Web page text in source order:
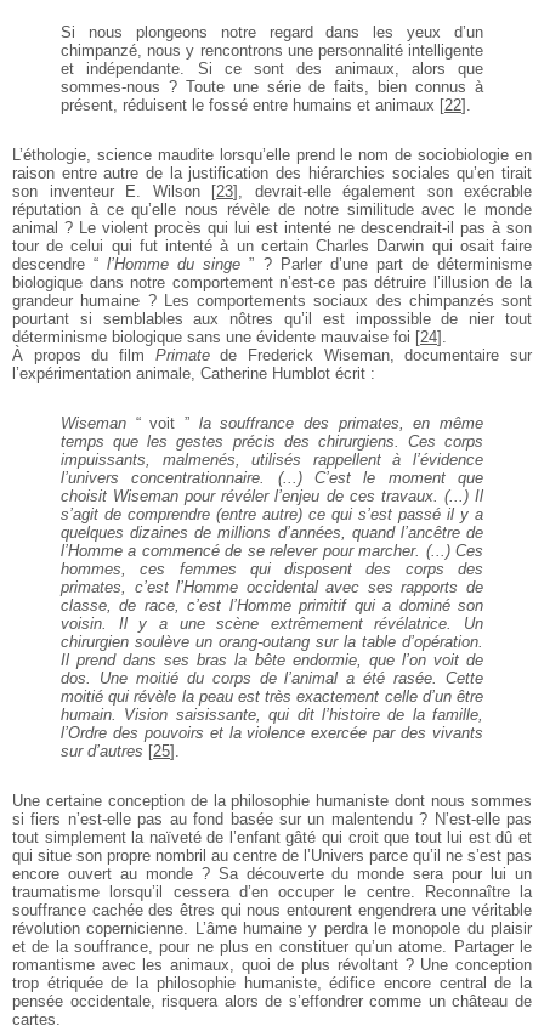
Si nous plongeons notre regard dans les yeux d’un
chimpanzé, nous y rencontrons unepersonnalité intelligente
et indépendante. Si ce sont des animaux, alors que
sommes-nous ? Toute une série de faits, bien connus à
présent, réduisent le fossé entre humains et animaux [22] .
L’éthologie, science maudite lorsqu’elle prend le nom de sociobiologie en
raison entre autre de la justification des hiérarchies sociales qu’en tirait
son inventeur E. Wilson[23] , devrait-elle également son exécrable
réputation à ce qu’elle nous révèle de notre similitudeavec le monde
animal ? Le violent procès qui lui est intenté ne descendrait-il pas à son
tour de celui qui futintenté à un certain Charles Darwin qui osait faire
descendre “l’Homme du singe ” ? Parler d’une part dedéterminisme
biologique dans notre comportementn’est-ce pas détruire l’illusion de la
grandeur humaine ?Les comportements sociaux des chimpanzés sont
pourtant si semblables aux nôtres qu’il est impossiblede nier tout
déterminisme biologique sans une évidente mauvaise foi [24] .
À propos du film Primatede Frederick Wiseman, documentaire sur
l’expérimentation animale, Catherine Humblot écrit :
Wiseman “ voit ” la souffrance des primates, en même
temps que les gestes précis des chirurgiens. Ces corps
impuissants,
malmenés, utilisés rappellent à l’évidence
l’univers concentrationnaire. (...) C’est le moment que
choisit Wiseman pour révélerl’enjeu de ces travaux. (...) Il
s’agit de comprendre (entre autre) ce qui s’est passé il y a
quelques dizaines de millions d’années, quand l’ancêtre de
l’Homme a commencé de se relever pour marcher. (...) Ces
hommes,
ces femmes qui disposent des corps des
primates, c’est l’Homme occidental avec ses rapports de
classe, de race, c’est l’Hommeprimitif qui a dominé son
voisin. Il y a unescène extrêmement révélatrice. Un
chirurgien soulève un orang-outang sur la table d’opération.
Il prend dans ses bras la bête endormie, que l’on voit de
dos. Unemoitié du corps de l’animal a été rasée. Cette
moitié qui révèle la peau est très exactement celle d’un être
humain. Vision saisissante, qui dit l’histoire de la famille,
l’Ordre des pouvoirs et la violence exercée par des vivants
sur d’autres [25] .
Une certaine conception de la philosophie humaniste dont nous sommes
si fiers n’est-elle pas au fond baséesur un malentendu ? N’est-elle pas
tout simplement lanaïveté de l’enfant gâté qui croit que tout lui est dû et
qui situe son propre nombril au centre de l’Univers parce qu’il ne s’est pas
encore ouvert au monde ? Sadécouverte du monde sera pour lui un
traumatisme lorsqu’il cessera d’en occuper le centre. Reconnaître la
souffrance cachée des êtres qui nous entourent engendrera une véritable
révolution copernicienne. L’âme humaine y perdra le monopole du plaisir
et de lasouffrance, pour ne plus en constituer qu’un atome. Partager le
romantisme avec les animaux, quoi de plus révoltant ? Une conception
trop étriquée de laphilosophie humaniste, édifice encore central de la
pensée occidentale, risquera alors de s’effondrercomme un château de
cartes.